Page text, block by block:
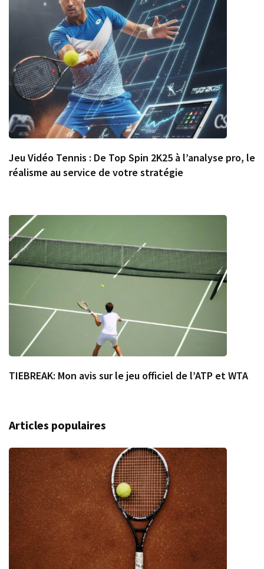
Jeu Vidéo Tennis : De Top Spin 2K25 à l’analyse pro, le
réalisme au service de votre stratégie
TIEBREAK: Mon avis sur le jeu officiel de l’ATP et WTA
Articles populaires